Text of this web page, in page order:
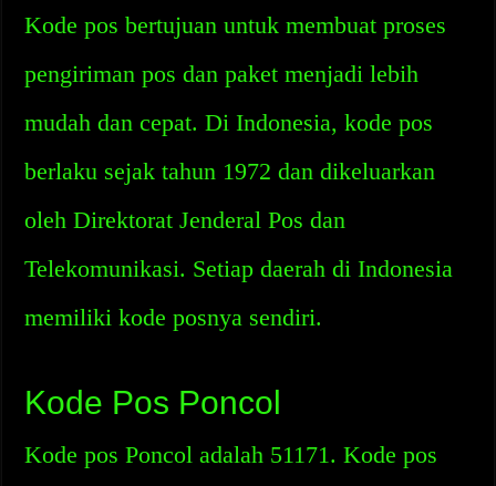
Kode pos bertujuan untuk membuat proses
pengiriman pos dan paket menjadi lebih
mudah dan cepat. Di Indonesia, kode pos
berlaku sejak tahun 1972 dan dikeluarkan
oleh Direktorat Jenderal Pos dan
Telekomunikasi. Setiap daerah di Indonesia
memiliki kode posnya sendiri.
Kode Pos Poncol
Kode pos Poncol adalah 51171. Kode pos